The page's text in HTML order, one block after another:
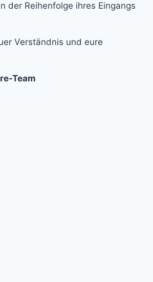
der Reihenfolge ihres Eingangs
Verständnis und eure
Team